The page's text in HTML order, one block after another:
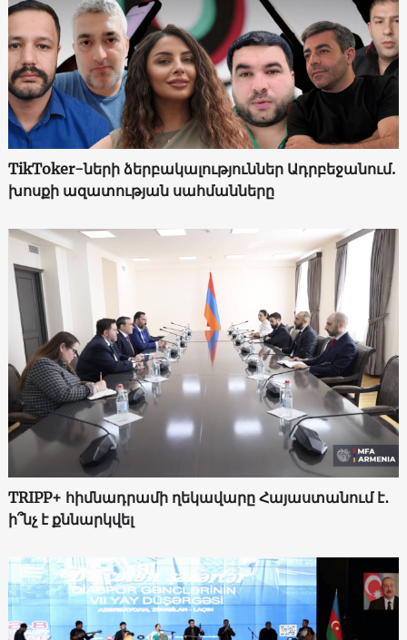
TikToker-ների ձերբակալություններ Ադրբեջանում.
խոսքի ազատության սահմանները
TRIPP+ հիմնադրամի ղեկավարը Հայաստանում է․
ի՞նչ է քննարկվել